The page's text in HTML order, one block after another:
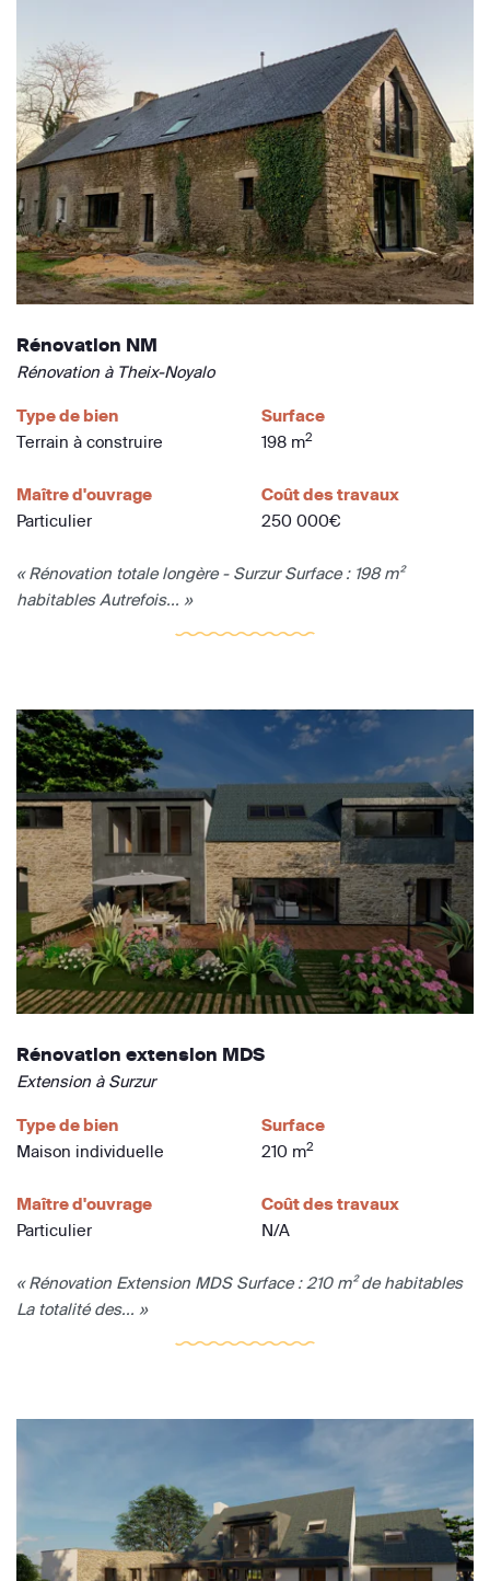
Rénovation NM
Rénovation à Theix-Noyalo
Type de bien
Terrain à construire
Surface
198 m2
Maître d'ouvrage
Particulier
Coût des travaux
250 000€
« Rénovation totale longère - Surzur Surface : 198 m²
habitables Autrefois... »
Rénovation extension MDS
Extension à Surzur
Type de bien
Maison individuelle
Surface
210 m2
Maître d'ouvrage
Particulier
Coût des travaux
N/A
« Rénovation Extension MDS Surface : 210 m² de habitables
La totalité des... »